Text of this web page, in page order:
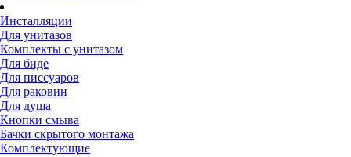
Инсталляции
Для унитазов
Комплекты с унитазом
Для биде
Для писсуаров
Для раковин
Для душа
Кнопки смыва
Бачки скрытого монтажа
Комплектующие